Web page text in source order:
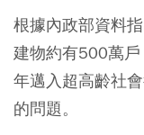
根據內政部資料
建物約有500萬
年邁入超高齡社
的問題。